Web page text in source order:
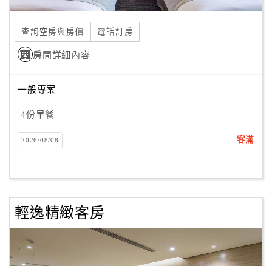
合
作
提
案
店
作
商
合
作
查詢空房與房價 電話訂房
房間詳細內容
一般專案
4份早餐
2026/08/08 客滿
輕逸精緻客房